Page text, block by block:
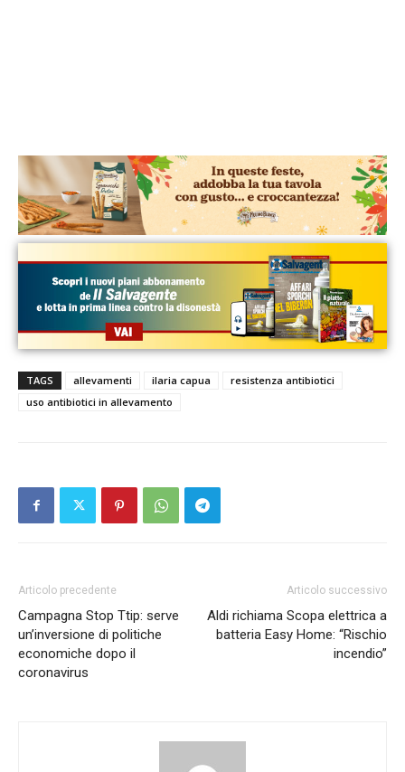
TAGS allevamenti ilaria capua
resistenza antibiotici
uso antibiotici in allevamento
Articolo precedente
Campagna Stop Ttip: serve
un’inversione di politiche
economiche dopo il
coronavirus
Articolo successivo
Aldi richiama Scopa elettrica a
batteria Easy Home: “Rischio
incendio”